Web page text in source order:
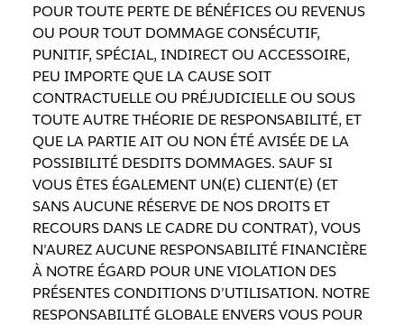
POUR TOUTE PERTE DE BÉNÉFICES OU REVENUS
OU POUR TOUT DOMMAGE CONSÉCUTIF,
PUNITIF, SPÉCIAL, INDIRECT OU ACCESSOIRE,
PEU IMPORTE QUE LA CAUSE SOIT
CONTRACTUELLE OU PRÉJUDICIELLE OU SOUS
TOUTE AUTRE THÉORIE DE RESPONSABILITÉ, ET
QUE LA PARTIE AIT OU NON ÉTÉ AVISÉE DE LA
POSSIBILITÉ DESDITS DOMMAGES. SAUF SI
VOUS ÊTES ÉGALEMENT UN(E) CLIENT(E) (ET
SANS AUCUNE RÉSERVE DE NOS DROITS ET
RECOURS DANS LE CADRE DU CONTRAT), VOUS
N’AUREZ AUCUNE RESPONSABILITÉ FINANCIÈRE
À NOTRE ÉGARD POUR UNE VIOLATION DES
PRÉSENTES CONDITIONS D’UTILISATION. NOTRE
RESPONSABILITÉ GLOBALE ENVERS VOUS POUR